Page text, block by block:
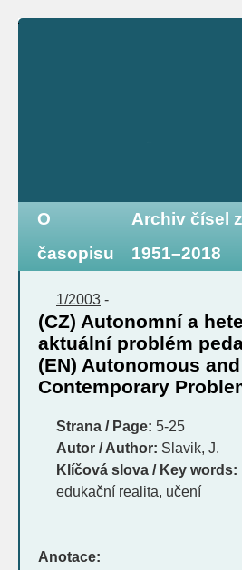
O
časopisu
Archiv čísel
1951–2018
1/2003 -
(CZ) Autonomní a
aktuální problém
(EN) Autonomous
Contemporary
Strana / Page: 5-25
Autor / Author: Slavik, J.
Klíčová slova / Key words:
edukační realita, učení
Anotace: